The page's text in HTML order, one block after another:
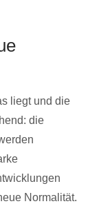
liegt und die
die
Normalität.